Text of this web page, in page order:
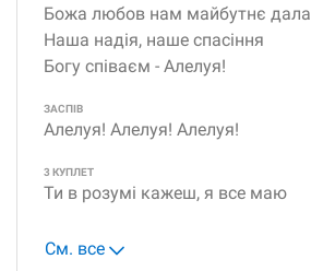
Божа любов нам майбутнє дала
Наша надія, наше спасіння
Богу співаєм - Алелуя!
ЗАСПІВ
Алелуя! Алелуя! Алелуя!
3 КУПЛЕТ
Ти в розумі кажеш, я все маю
См. все